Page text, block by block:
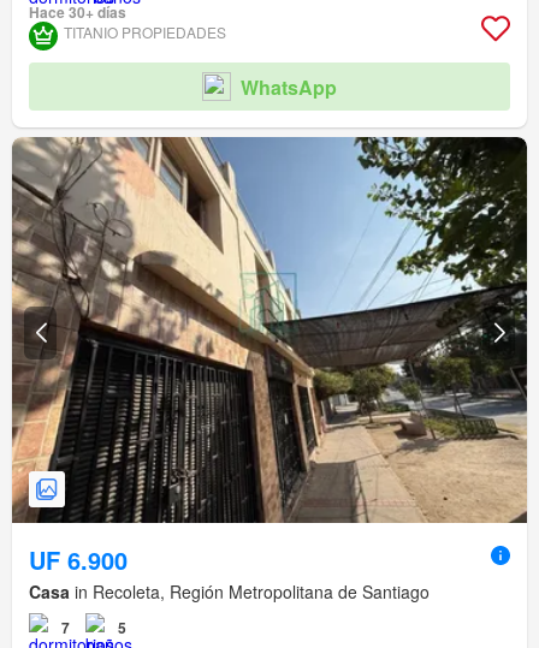
Hace 30+ días
TITANIO PROPIEDADES
WhatsApp
UF 6.900
Casa in Recoleta, Región Metropolitana de Santiago
7
5